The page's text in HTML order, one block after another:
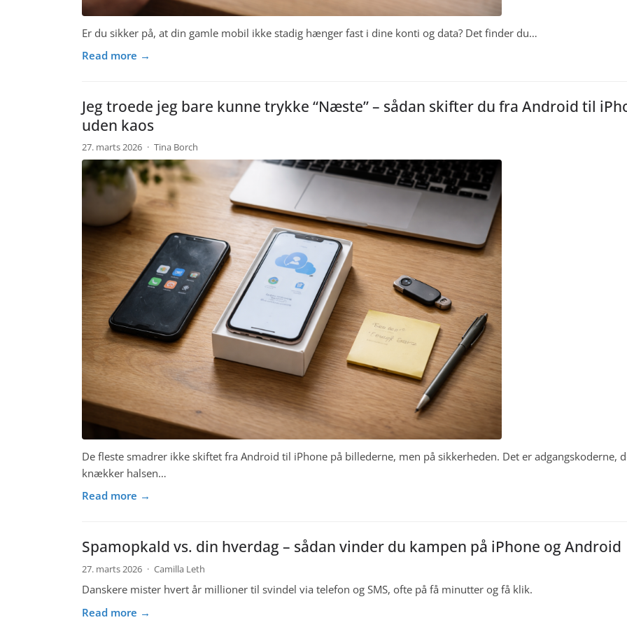
Er du sikker på, at din gamle mobil ikke stadig hænger fast i dine konti og data? Det finder du…
Read more →
Jeg troede jeg bare kunne trykke “Næste” – sådan skifter du fra Android til
uden kaos
27. marts 2026 · Tina Borch
De fleste smadrer ikke skiftet fra Android til iPhone på billederne, men på sikkerheden. Det er adgangskoderne,
knækker halsen…
Read more →
Spamopkald vs. din hverdag – sådan vinder du kampen på iPhone og Android
27. marts 2026 · Camilla Leth
Danskere mister hvert år millioner til svindel via telefon og SMS, ofte på få minutter og få klik.
Read more →